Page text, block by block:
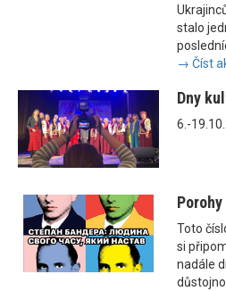
stalo
→ Číst
Dny
6.-
Toto
si
nadále